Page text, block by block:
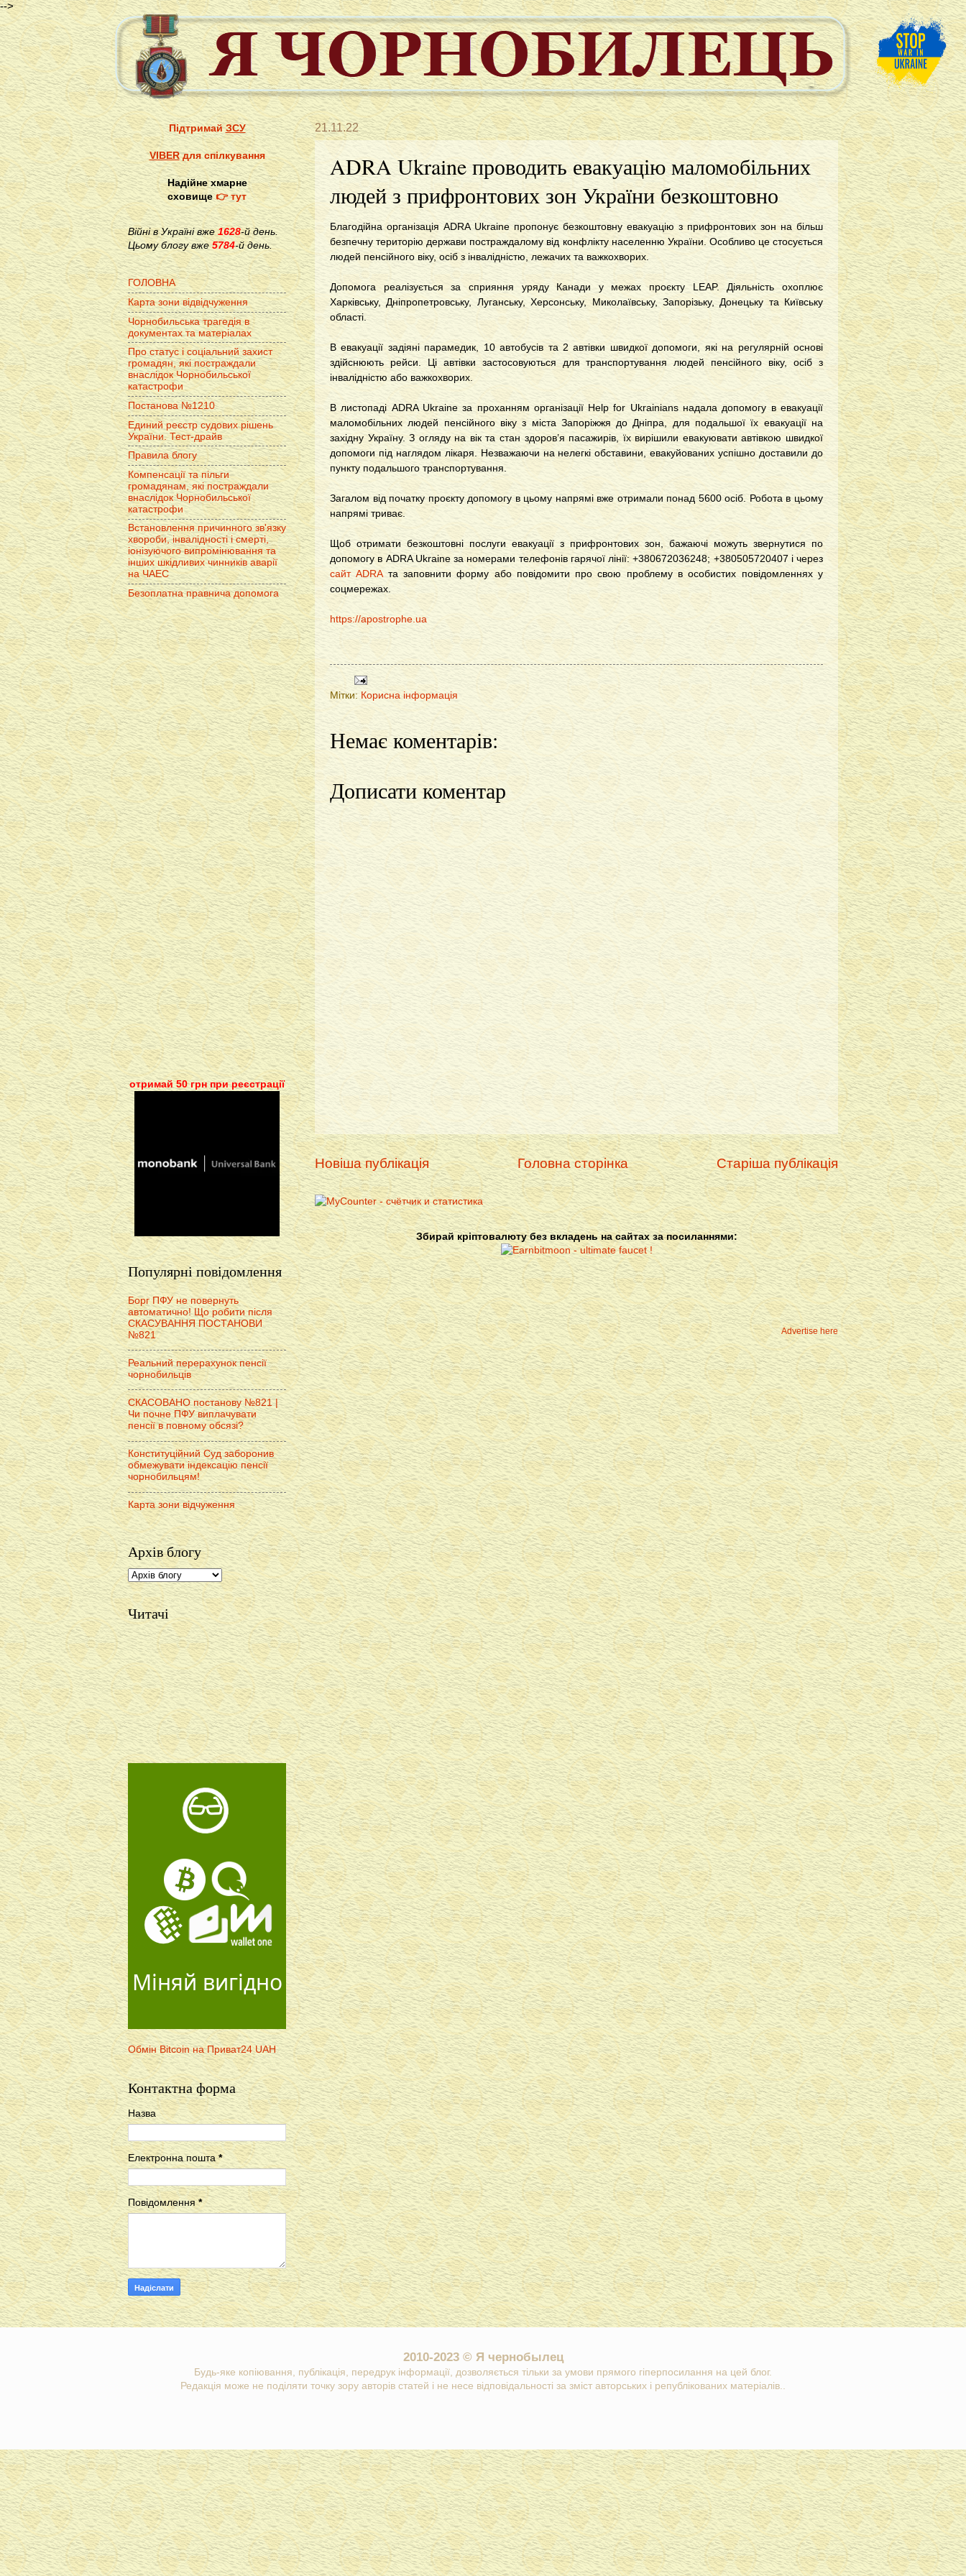
-->
21.11.22
ADRA Ukraine проводить евакуацію маломобільних
людей з прифронтових зон України безкоштовно
Благодійна організація ADRA Ukraine пропонує безкоштовну евакуацію з прифронтових зон на більш
безпечну територію держави постраждалому від конфлікту населенню України. Особливо це стосується
людей пенсійного віку, осіб з інвалідністю, лежачих та важкохворих.
Допомога реалізується за сприяння уряду Канади у межах проєкту LEAP. Діяльність охоплює
Харківську, Дніпропетровську, Луганську, Херсонську, Миколаївську, Запорізьку, Донецьку та Київську
області.
В евакуації задіяні парамедик, 10 автобусів та 2 автівки швидкої допомоги, які на регулярній основі
здійснюють рейси. Ці автівки застосовуються для транспортування людей пенсійного віку, осіб з
інвалідністю або важкохворих.
В листопаді ADRA Ukraine за проханням організації Help for Ukrainians надала допомогу в евакуації
маломобільних людей пенсійного віку з міста Запоріжжя до Дніпра, для подальшої їх евакуації на
західну Україну. З огляду на вік та стан здоров’я пасажирів, їх вирішили евакуювати автівкою швидкої
допомоги під наглядом лікаря. Незважаючи на нелегкі обставини, евакуйованих успішно доставили до
пункту подальшого транспортування.
Загалом від початку проєкту допомогу в цьому напрямі вже отримали понад 5600 осіб. Робота в цьому
напрямі триває.
Щоб отримати безкоштовні послуги евакуації з прифронтових зон, бажаючі можуть звернутися по
допомогу в ADRA Ukraine за номерами телефонів гарячої лінії: +380672036248; +380505720407 і через
сайт ADRAта заповнити форму або повідомити про свою проблему в особистих повідомленнях у
соцмережах.
https://apostrophe.ua
Мітки: Корисна інформація
Немає коментарів:
Дописати коментар
Новіша публікація Старіша публікація
Головна сторінка
Збирай кріптовалюту без вкладень на сайтах за посиланнями:
Advertise here
ПідтримайЗСУ
VIBERдля спілкування
Надійне хмарне
сховище👉 тут
Війні в Україні вже1628-й день.
Цьому блогу вже 5784-й день.
ГОЛОВНА
Карта зони відвідчуження
Чорнобильська трагедія в
документах та матеріалах
Про статус і соціальний захист
громадян, які постраждали
внаслідок Чорнобильської
катастрофи
Постанова №1210
Единий реєстр судових рішень
України. Тест-драйв
Правила блогу
Компенсації та пільги
громадянам, які постраждали
внаслідок Чорнобильської
катастрофи
Встановлення причинного зв'язку
хвороби, інвалідності і смерті,
іонізуючого випромінювання та
інших шкідливих чинників аварії
на ЧАЕС
Безоплатна правнича допомога
отримай 50 грн при реєстрації
Популярні повідомлення
Борг ПФУ не повернуть
автоматично! Що робити після
СКАСУВАННЯ ПОСТАНОВИ
№821
Реальний перерахунок пенсії
чорнобильців
СКАСОВАНО постанову №821 |
Чи почне ПФУ виплачувати
пенсії в повному обсязі?
Конституційний Суд заборонив
обмежувати індексацію пенсії
чорнобильцям!
Карта зони відчуження
Архів блогу
Читачі
Міняй вигідно
Обмін Bitcoin на Приват24 UAH
Контактна форма
Назва
Електронна пошта*
Повідомлення *
2010-2023 © Я чернобылец
Будь-яке копіювання, публікація, передрук інформації, дозволяється тільки за умови прямого гіперпосилання на цей блог.
Редакція може не поділяти точку зору авторів статей і не несе відповідальності за зміст авторських і републікованих матеріалів..